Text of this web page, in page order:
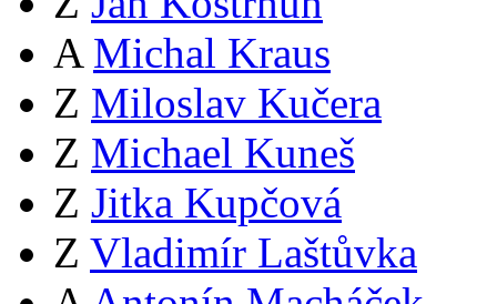
A Michal Kraus
Z Miloslav Kučera
Z Michael Kuneš
Z Jitka Kupčová
Z Vladimír Laštůvka